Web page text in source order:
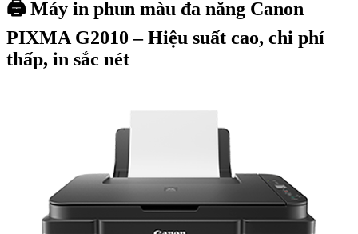
🖨️ Máy in phun màu đa năng Canon
PIXMA G2010 – Hiệu suất cao, chi phí
thấp, in sắc nét